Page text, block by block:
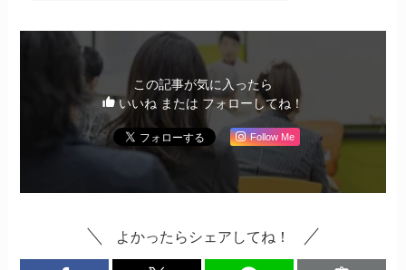
この記事が気に入ったら
いいね または フォローしてね！
Follow Me
よかったらシェアしてね！